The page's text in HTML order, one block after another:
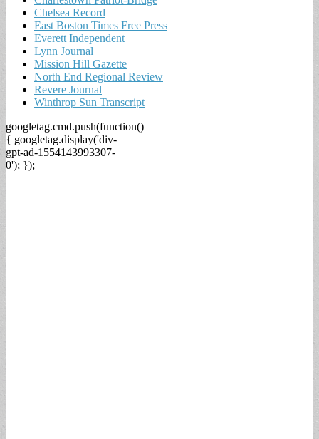
Chelsea Record
East Boston Times Free Press
Everett Independent
Lynn Journal
Mission Hill Gazette
North End Regional Review
Revere Journal
Winthrop Sun Transcript
googletag.cmd.push(function()
{ googletag.display('div-
gpt-ad-1554143993307-
0'); });